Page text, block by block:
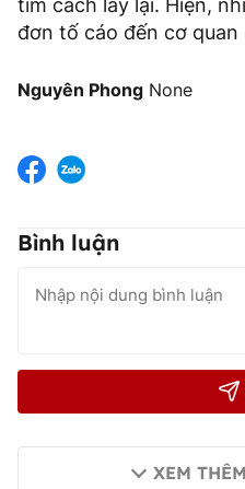
tìm cách lấy lại. Hiện,
đơn tố cáo đến cơ quan
Nguyên Phong None
Bình luận
XEM